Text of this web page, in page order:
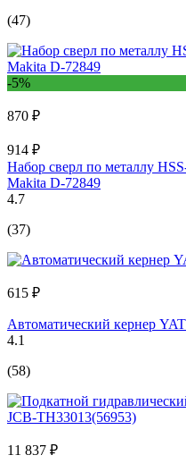
(47)
-5%
870 ₽
914 ₽
Набор сверл по металлу
Makita D-72849
4.7
(37)
615 ₽
Автоматический кернер
4.1
(58)
11 837 ₽